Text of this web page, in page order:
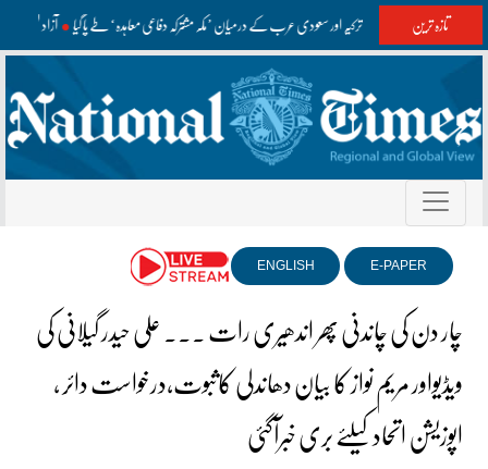
تازہ ترین پاکستان، ترکیہ اور سعودی عرب کے درمیان ’مکہ مشترکہ دفاعی معاہدہ‘ طے پا گیا آزاد
E-PAPER
ENGLISH
چار دن کی چاندنی پھر اندھیری رات ۔۔۔ علی حیدر گیلانی کی
ویڈیواور مریم نواز کا بیان دھاندلی کاثبوت،درخواست دائر ،
اپوزیشن اتحاد کیلئے بری خبرآگئی